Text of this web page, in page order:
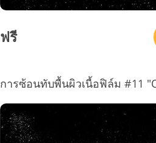
ฟรี
การซ้อนทับพื้นผิวเนื้อฟิล์ม #11